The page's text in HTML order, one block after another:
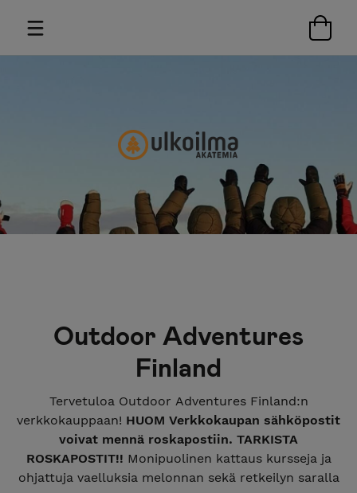
Outdoor Adventures
Finland
Tervetuloa Outdoor Adventures Finland:n
verkkokauppaan! HUOM Verkkokaupan sähköpostit
voivat mennä roskapostiin. TARKISTA
ROSKAPOSTIT!! Monipuolinen kattaus kursseja ja
ohjattuja vaelluksia melonnan sekä retkeilyn saralla